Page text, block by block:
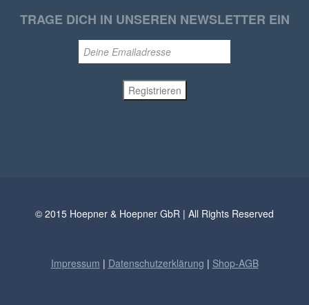
TRAGE DICH IN UNSEREN NEWSLETTER EIN
© 2015 Hoepner & Hoepner GbR | All Rights Reserved
Impressum | Datenschutzerklärung | Shop-AGB